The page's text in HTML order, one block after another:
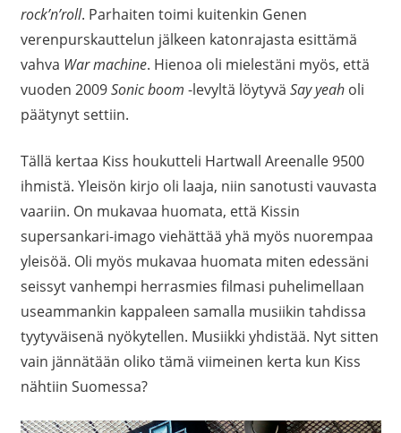
rock’n’roll. Parhaiten toimi kuitenkin Genen
verenpurskauttelun jälkeen katonrajasta esittämä
vahva War machine. Hienoa oli mielestäni myös, että
vuoden 2009Sonic boom -levyltä löytyvä Say yeaholi
päätynyt settiin.
Tällä kertaa Kiss houkutteli Hartwall Areenalle 9500
ihmistä. Yleisön kirjo oli laaja, niin sanotusti vauvasta
vaariin. On mukavaa huomata, että Kissin
supersankari-imago viehättää yhä myös nuorempaa
yleisöä. Oli myös mukavaa huomata miten edessäni
seissyt vanhempi herrasmies filmasi puhelimellaan
useammankin kappaleen samalla musiikin tahdissa
tyytyväisenä nyökytellen. Musiikki yhdistää. Nyt sitten
vain jännätään oliko tämä viimeinen kerta kun Kiss
nähtiin Suomessa?